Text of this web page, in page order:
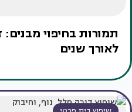
תמורות בחיפוי
לאורך שנים